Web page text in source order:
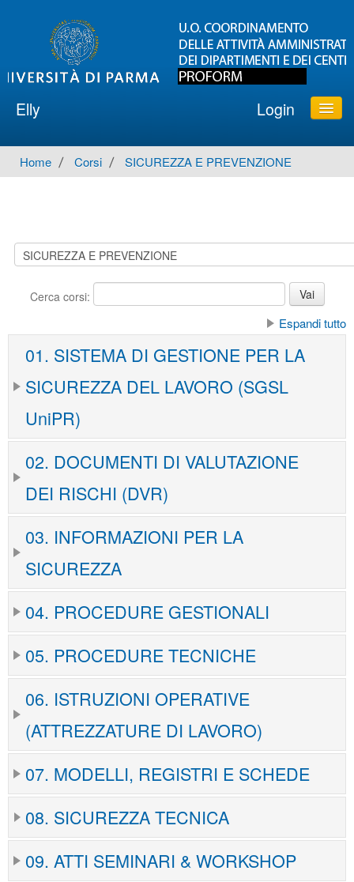
Elly
Login
ATENEO
AREA PROCEDURE UNIPR
SUPPORTO
Home → Corsi → SICUREZZA E PREVENZIONE
Cerca corsi:
Espandi tutto
01. SISTEMA DI GESTIONE PER LA
SICUREZZA DEL LAVORO (SGSL
UniPR)
02. DOCUMENTI DI VALUTAZIONE
DEI RISCHI (DVR)
03. INFORMAZIONI PER LA
SICUREZZA
04. PROCEDURE GESTIONALI
05. PROCEDURE TECNICHE
06. ISTRUZIONI OPERATIVE
(ATTREZZATURE DI LAVORO)
07. MODELLI, REGISTRI E SCHEDE
08. SICUREZZA TECNICA
09. ATTI SEMINARI & WORKSHOP